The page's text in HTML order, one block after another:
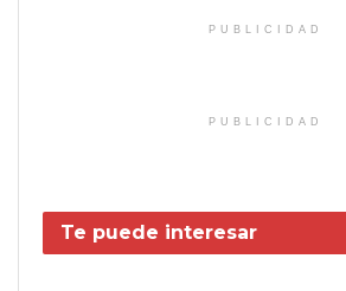
PUBLICIDAD
PUBLICIDAD
Te puede interesar